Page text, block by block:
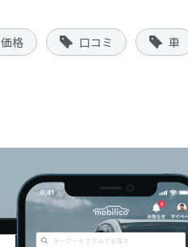
価格 口コミ 車